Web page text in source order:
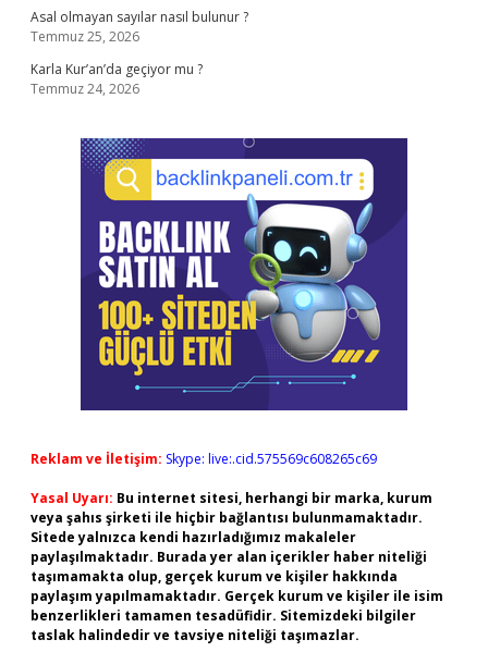
Asal olmayan sayılar nasıl bulunur ?
Temmuz 25, 2026
Karla Kur’an’da geçiyor mu ?
Temmuz 24, 2026
Reklam ve İletişim: Skype: live:.cid.575569c608265c69
Yasal Uyarı: Bu internet sitesi, herhangi bir marka, kurum
veya şahıs şirketi ile hiçbir bağlantısı bulunmamaktadır.
Sitede yalnızca kendi hazırladığımız makaleler
paylaşılmaktadır. Burada yer alan içerikler haber niteliği
taşımamakta olup, gerçek kurum ve kişiler hakkında
paylaşım yapılmamaktadır. Gerçek kurum ve kişiler ile isim
benzerlikleri tamamen tesadüfidir. Sitemizdeki bilgiler
taslak halindedir ve tavsiye niteliği taşımazlar.